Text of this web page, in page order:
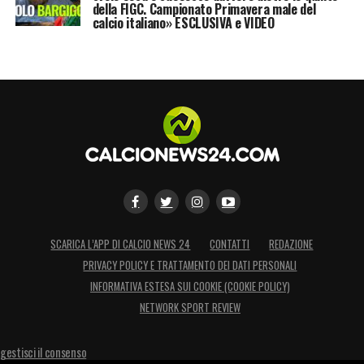
della FIGC. Campionato Primavera male del
calcio italiano» ESCLUSIVA e VIDEO
SCARICA L’APP DI CALCIO NEWS 24 CONTATTI
REDAZIONE
PRIVACY POLICY E TRATTAMENTO DEI DATI PERSONALI
INFORMATIVA ESTESA SUI COOKIE (COOKIE POLICY)
NETWORK SPORT REVIEW
gestisci il consenso